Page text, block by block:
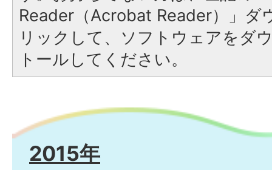
Reader（Acrobat Reader）」ダ
リックして、ソフトウェアをダ
トールしてください。
2015年